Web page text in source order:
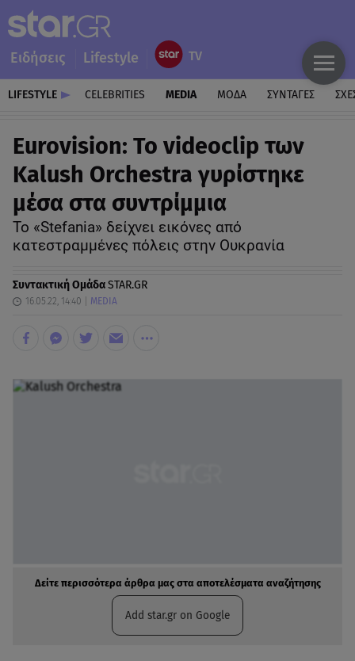
Ειδήσεις Lifestyle
LIFESTYLE CELEBRITIES MEDIA ΜΟΔΑ ΣΥΝΤΑΓΕΣ
Eurovision: Το videoclip των
Kalush Orchestra γυρίστηκε
μέσα στα συντρίμμια
Το «Stefania» δείχνει εικόνες από
κατεστραμμένες πόλεις στην Ουκρανία
Συντακτική ΟμάδαSTAR.GR
16.05.22, 14:40 MEDIA
Δείτε περισσότερα άρθρα μας στα αποτελέσματα αναζήτησης
Add star.gr on Google